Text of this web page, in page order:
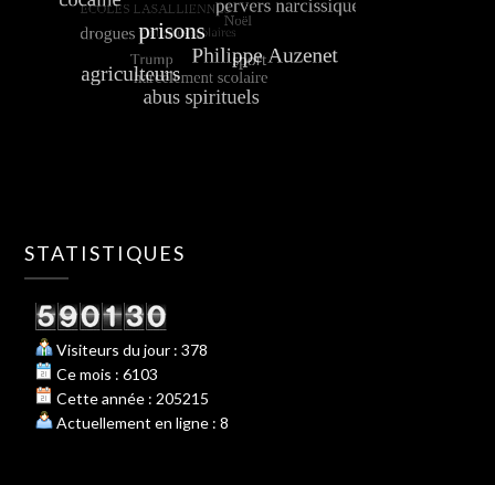
STATISTIQUES
Visiteurs du jour : 378
Ce mois : 6103
Cette année : 205215
Actuellement en ligne : 8